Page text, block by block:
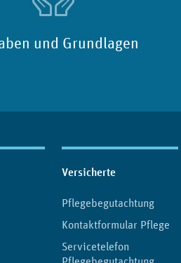
und Grundlagen
Versicherte
Pflegebegutachtung
Kontaktformular Pflege
Servicetelefon